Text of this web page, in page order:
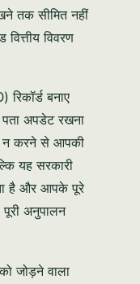
तक सीमित नहीं
विवरण
बनाए
अपडेट रखना
न करने से आपकी
यह सरकारी
है और आपके पूरे
अनुपालन
जोड़ने वाला